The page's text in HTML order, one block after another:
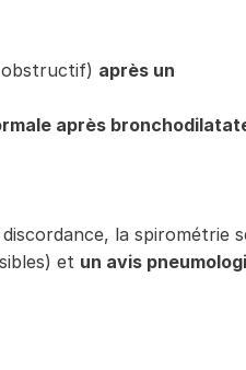
après un
après
la spirométrie
et un avis